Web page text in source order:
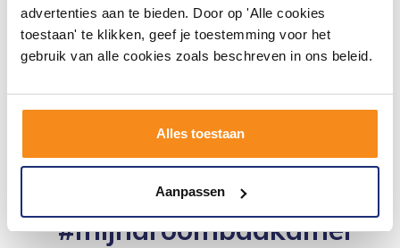
advertenties aan te bieden. Door op 'Alle cookies
toestaan' te klikken, geef je toestemming voor het
gebruik van alle cookies zoals beschreven in ons beleid.
Alles toestaan
Aanpassen
604,00
499,00 449,00
#mijndroombadkamer